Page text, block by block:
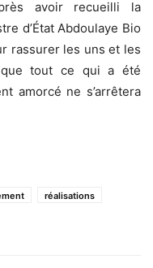
avoir recueilli la
d’État Abdoulaye Bio
rassurer les uns et les
que tout ce qui a été
amorcé ne s’arrêtera
réalisations